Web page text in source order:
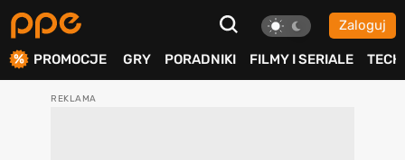
Zaloguj
PROMOCJE GRY PORADNIKI FILMY I SERIALE TECH